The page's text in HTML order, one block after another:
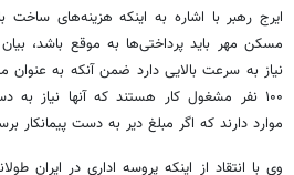
ایرج رهبر با اشاره به اینکه هزینه‌های
مسکن مهر باید پرداختی‌ها به موقع باشد،
۱۰۰ نفر مشغول کار هستند که آنها نیاز
موارد دارند که اگر مبلغ دیر به دست پیمانکار
وی با انتقاد از اینکه پروسه اداری در ایران